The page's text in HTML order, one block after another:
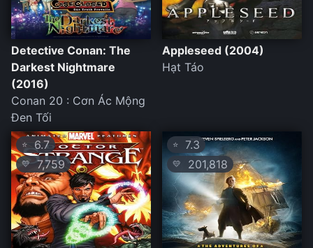
Detective Conan: The
Darkest Nightmare
(2016)
Conan 20 : Cơn Ác Mộng
Đen Tối
Appleseed (2004)
Hạt Táo
⭐6.7
💛7,759
⭐ 7.3
💛 201,818